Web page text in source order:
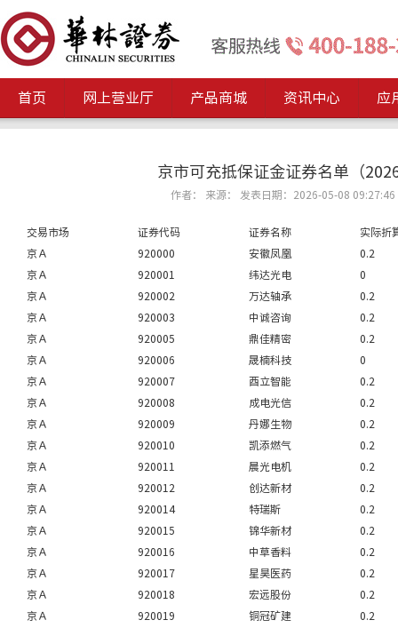
首页 网上营业厅 产品商城 资讯中心 应
京市可充抵保证金证券名单（
作者： 来源： 发表日期：2026-05-08 09:27:46
交易市场 证券代码 证券名称
实际折
京Ａ
920000 安徽凤凰
0.2
京Ａ
920001 纬达光电
0
京Ａ
920002 万达轴承
0.2
京Ａ
920003 中诚咨询
0.2
京Ａ
920005 鼎佳精密
0.2
京Ａ
920006 晟楠科技
0
京Ａ
920007 酉立智能
0.2
京Ａ
920008 成电光信
0.2
京Ａ
920009 丹娜生物
0.2
京Ａ
920010 凯添燃气
0.2
京Ａ
920011 晨光电机
0.2
京Ａ
920012 创达新材
0.2
京Ａ
920014 特瑞斯
0.2
京Ａ
920015 锦华新材
0.2
京Ａ
920016 中草香料
0.2
京Ａ
920017 星昊医药
0.2
京Ａ
920018 宏远股份
0.2
京Ａ
920019 铜冠矿建
0.2